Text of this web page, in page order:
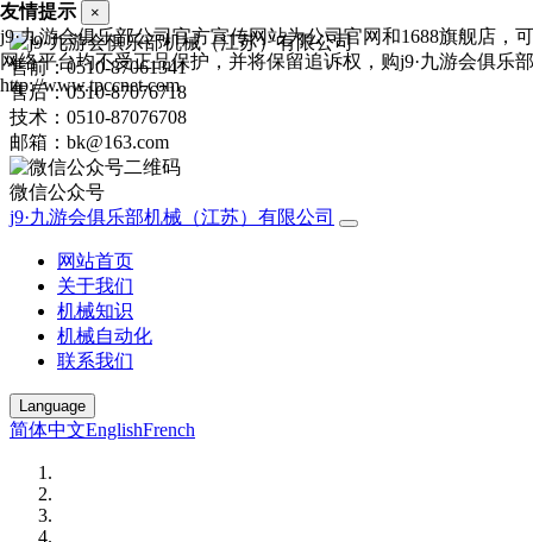
售前：0510-87061341
售后：0510-87076718
技术：0510-87076708
邮箱：bk@163.com
微信公众号
j9·九游会俱乐部机械（江苏）有限公司
网站首页
关于我们
机械知识
机械自动化
联系我们
Language
简体中文EnglishFrench
友情提示 ×
j9·九游会俱乐部公司官方宣传网站为公司官网和1688旗舰店，
网络平台均不受正品保护，并将保留追诉权，购j9·九游会俱乐
http://www.tpccnet.com